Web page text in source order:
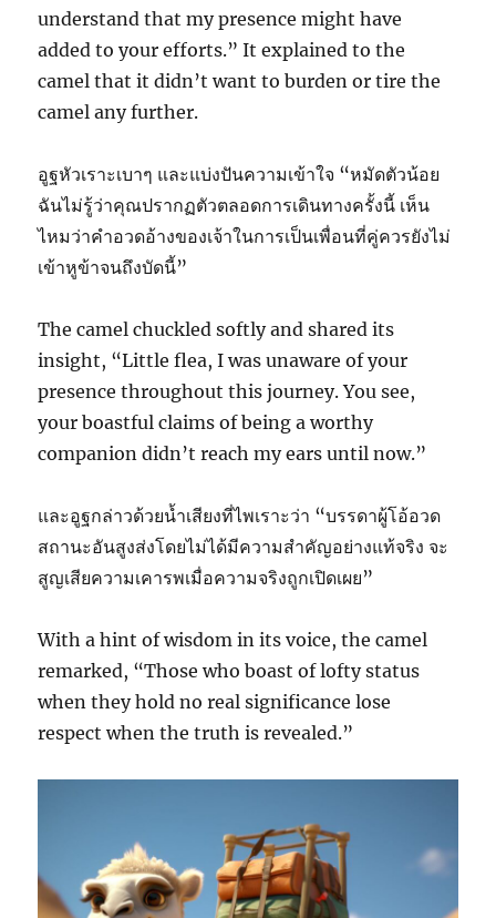
understand that my presence might have
added to your efforts.” It explained to the
camel that it didn’t want to burden or tire the
camel any further.
อูฐหัวเราะเบาๆ และแบ่งปันความเข้าใจ “หมัดตัวน้อย
ฉันไม่รู้ว่าคุณปรากฏตัวตลอดการเดินทางครั้งนี้ เห็น
ไหมว่าคำอวดอ้างของเจ้าในการเป็นเพื่อนที่คู่ควรยังไม่
เข้าหูข้าจนถึงบัดนี้”
The camel chuckled softly and shared its
insight, “Little flea, I was unaware of your
presence throughout this journey. You see,
your boastful claims of being a worthy
companion didn’t reach my ears until now.”
และอูฐกล่าวด้วยน้ำเสียงที่ไพเราะว่า “บรรดาผู้โอ้อวด
สถานะอันสูงส่งโดยไม่ได้มีความสำคัญอย่างแท้จริง จะ
สูญเสียความเคารพเมื่อความจริงถูกเปิดเผย”
With a hint of wisdom in its voice, the camel
remarked, “Those who boast of lofty status
when they hold no real significance lose
respect when the truth is revealed.”